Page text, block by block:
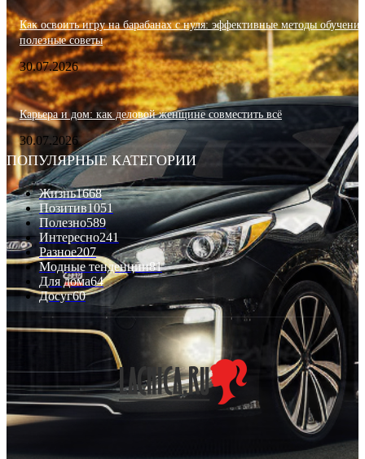
Как освоить игру на барабанах с нуля: эффективные методы
полезные советы
30.07.2026
Карьера и дом: как деловой женщине совместить всё
30.07.2026
ПОПУЛЯРНЫЕ КАТЕГОРИИ
Жизнь1668
Позитив1051
Полезно589
Интересно241
Разное207
Модные тенденции81
Для дома64
Досуг60